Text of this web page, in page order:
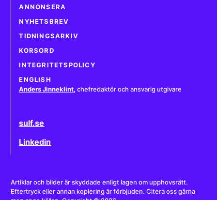
ANNONSERA
NYHETSBREV
TIDNINGSARKIV
KORSORD
INTEGRITETSPOLICY
ENGLISH
Anders Jinneklint, chefredaktör och ansvarig utgivare
sulf.se
Linkedin
Artiklar och bilder är skyddade enligt lagen om upphovsrätt.
Eftertryck eller annan kopiering är förbjuden. Citera oss gärna